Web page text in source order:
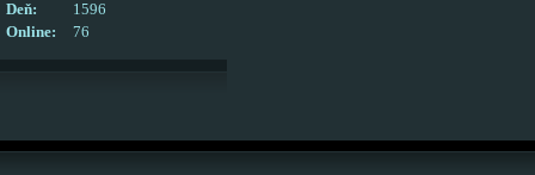
Online: 76
Deň:
1596